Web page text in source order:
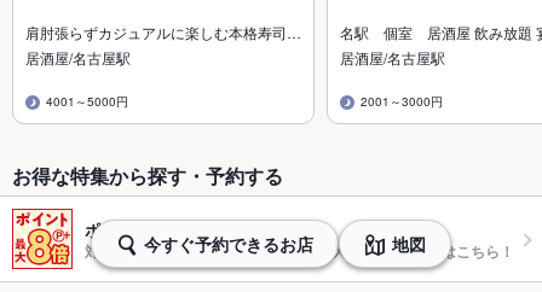
肩肘張らずカジュアルに楽しむ本格寿司…
居酒屋/名古屋駅
4001～5000円
名駅 個室 居酒屋 飲み放題
居酒屋/名古屋駅
2001～3000円
お得な特集から探す・予約する
ポイントプラスで最大8倍
対象日時のネット予約でポイントが最大8倍たまるお店はこちら！
今すぐ予約できるお店 地図